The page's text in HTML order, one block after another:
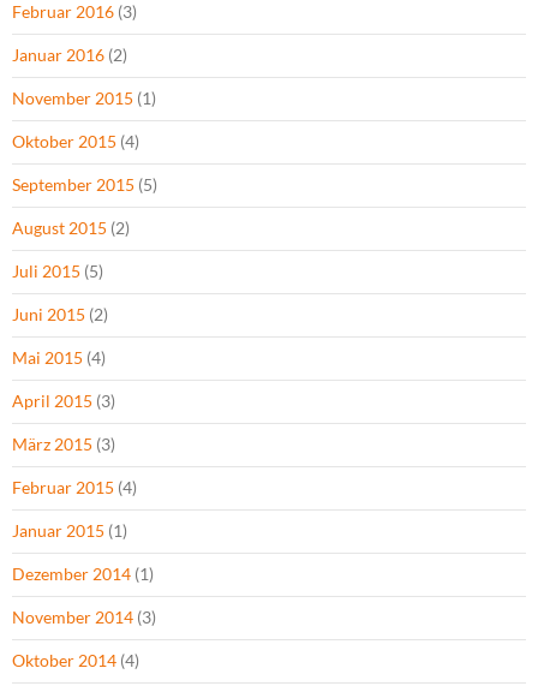
Februar 2016 (3)
Januar 2016 (2)
November 2015 (1)
Oktober 2015 (4)
September 2015 (5)
August 2015 (2)
Juli 2015 (5)
Juni 2015 (2)
Mai 2015 (4)
April 2015 (3)
März 2015 (3)
Februar 2015 (4)
Januar 2015 (1)
Dezember 2014 (1)
November 2014 (3)
Oktober 2014 (4)